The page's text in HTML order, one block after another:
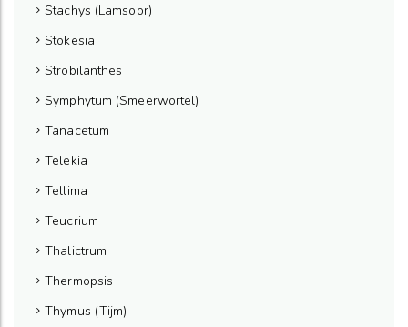
Stachys (Lamsoor)
Stokesia
Strobilanthes
Symphytum (Smeerwortel)
Tanacetum
Telekia
Tellima
Teucrium
Thalictrum
Thermopsis
Thymus (Tijm)